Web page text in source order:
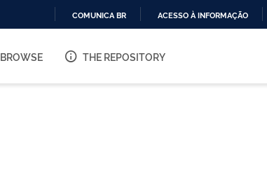
O
COMUNICA BR ACESSO À INFORMAÇÃO
BROWSE THE REPOSITORY